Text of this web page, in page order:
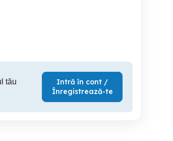
tău
Intră în cont /
Înregistrează-te